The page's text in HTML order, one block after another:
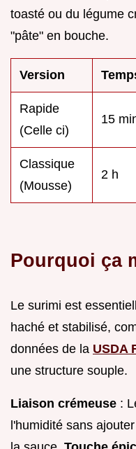
toasté ou du légume
"pâte" en bouche.
Version
Rapide
(Celle ci)
15
Classique
(Mousse)
2 h
Pourquoi ça
Le surimi est
haché et stabilisé,
données de la USDA
une structure souple.
Liaison crémeuse :
l'humidité sans